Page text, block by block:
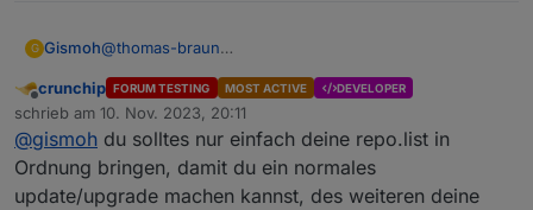
G Gismoh@thomas-braun
erfolgreich war.
Wenn ich dies auf der Neuen Maschine einspiele
scheint es soweit zu klappen, aber der ble. wird mit
dem Backup zerschossen - welcher vor backup -
Einspielung noch funktionierte.
Hatte auch bereits das BLE beim "alt-Sytem" vor
herstellung des backups gelöscht,
leider hatte dies beim einspielen trotzdem den vorher
funktionieren ble des neuen Sytems "geschrottet".
Offline
crunchip FORUM TESTING MOST ACTIVE DEVELOPER
schrieb am 10. Nov. 2023, 20:11
zuletzt editiert von
@gismoh du solltes nur einfach deine repo.list in
Ordnung bringen, damit du ein normales
update/upgrade machen kannst, des weiteren deine